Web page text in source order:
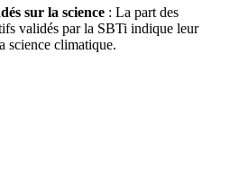
sur la science : La part des
validés par la SBTi indique leur
science climatique.